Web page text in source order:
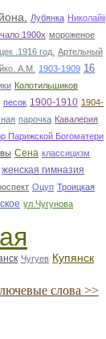
Лубянка Николайii
1900х мороженое
.1916 год. Артельный
А.М.
1903-1909 16
Колотильшиков
песок 1900-1910 1904-
парочка Кавалерия
Парижской Богоматери
Сена классицизм
женская гимназия
Оцуп Троицкая
ул.Чугунова
Чугуев Купянск
слова >>